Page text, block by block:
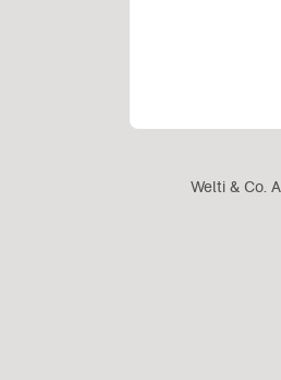
Welti & Co.